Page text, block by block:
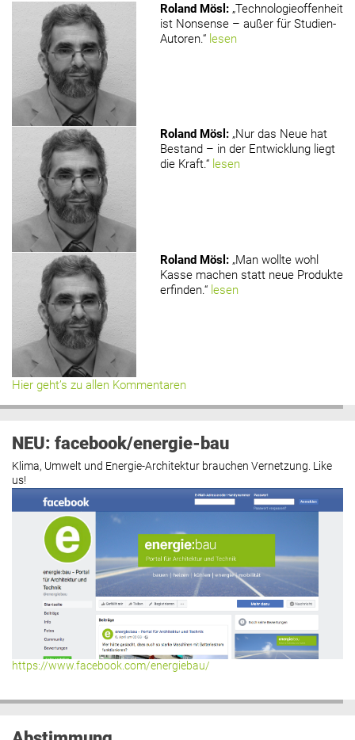
Roland Mösl : „Technologieoffenheit
ist Nonsense – außer für Studien-
Autoren.“ lesen
Roland Mösl : „Nur das Neue hat
Bestand – in der Entwicklung liegt
die Kraft.“ lesen
Roland Mösl : „Man wollte wohl
Kasse machen statt neue Produkte
erfinden.“ lesen
Hier geht’s zu allen Kommentaren
NEU: facebook/energie-bau
Klima, Umwelt und Energie-Architektur brauchen Vernetzung. Like
us!
https://www.facebook.com/energiebau/